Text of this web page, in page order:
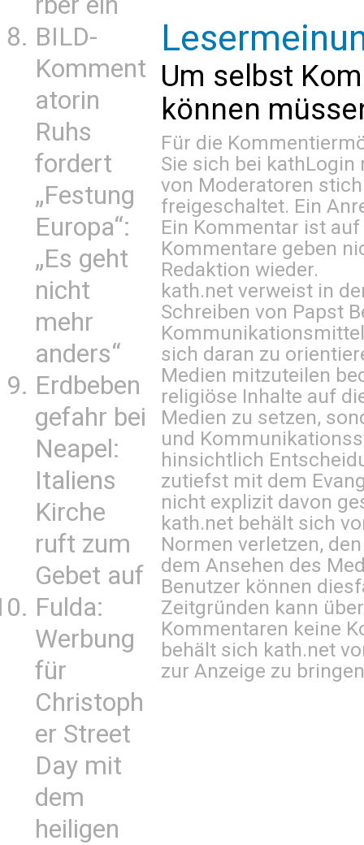
BILD-
Komment
atorin
Ruhs
fordert
„Festung
Europa“:
„Es geht
nicht
mehr
anders“
Erdbeben
gefahr bei
Neapel:
Italiens
Kirche
ruft zum
Gebet auf
Fulda:
Werbung
für
Christoph
er Street
Day mit
dem
heiligen
Um selbst
können
Für die
Sie sich bei kathLogin
von Moderatoren
freigeschaltet. Ein
Ein Kommentar ist
Kommentare geben
Redaktion wieder.
kath.net verweist in
Schreiben von Papst
sich daran zu
Medien mitzuteilen
religiöse Inhalte auf
Medien zu setzen,
und
hinsichtlich
zutiefst mit dem
nicht explizit davon
kath.net behält sich
Normen verletzen,
dem Ansehen des
Benutzer können
Zeitgründen kann
Kommentaren keine
behält sich kath.net
zur Anzeige zu